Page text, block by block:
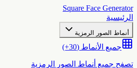
Square Face Generator
الرئيسية
أنماط الصور الرمزية
جميع الأنماط (30+)
تصفح جميع أنماط الصور الرمزية